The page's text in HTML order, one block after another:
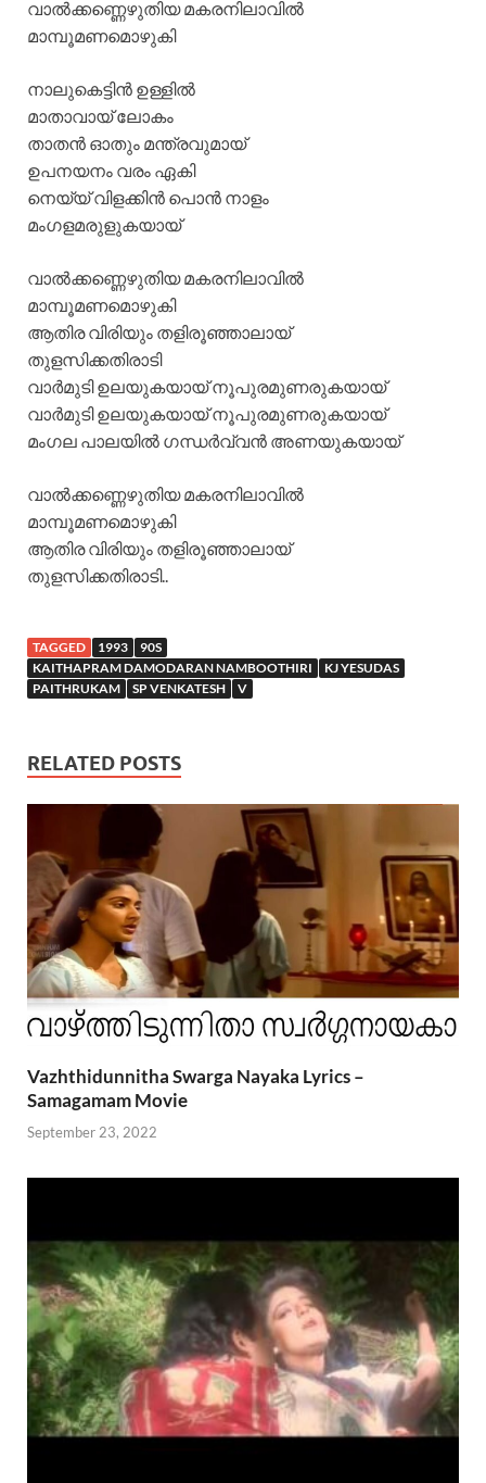
വാല്‍ക്കണ്ണെഴുതിയ മകരനിലാവില്‍
മാമ്പൂമണമൊഴുകി
നാലുകെട്ടിന്‍ ഉള്ളില്‍
മാതാവായ് ലോകം
താതന്‍ ഓതും മന്ത്രവുമായ്
ഉപനയനം വരം ഏകി
നെയ്യ് വിളക്കിന്‍ പൊന്‍ നാളം
മംഗളമരുളുകയായ്
വാൽക്കണ്ണെഴുതിയ മകരനിലാവില്‍
മാമ്പൂമണമൊഴുകി
ആതിര വിരിയും തളിരൂഞ്ഞാലായ്
തുളസിക്കതിരാടി
വാര്‍മുടി ഉലയുകയായ് നൂപുരമുണരുകയായ്
വാര്‍മുടി ഉലയുകയായ് നൂപുരമുണരുകയായ്
മംഗല പാലയില്‍ ഗന്ധര്‍വ്വന്‍ അണയുകയായ്
വാൽക്കണ്ണെഴുതിയ മകരനിലാവില്‍
മാമ്പൂമണമൊഴുകി
ആതിര വിരിയും തളിരൂഞ്ഞാലായ്
തുളസിക്കതിരാടി..
TAGGED 1993
90S
KAITHAPRAM DAMODARAN NAMBOOTHIRI
KJ YESUDAS
PAITHRUKAM
SP VENKATESH V
RELATED POSTS
Vazhthidunnitha Swarga Nayaka Lyrics –
Samagamam Movie
September 23, 2022